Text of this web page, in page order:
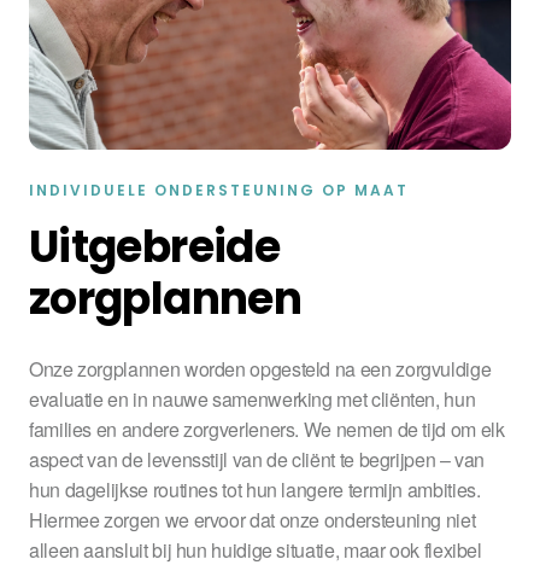
INDIVIDUELE ONDERSTEUNING OP MAAT
Uitgebreide
zorgplannen
Onze zorgplannen worden opgesteld na een zorgvuldige
evaluatie en in nauwe samenwerking met cliënten, hun
families en andere zorgverleners. We nemen de tijd om elk
aspect van de levensstijl van de cliënt te begrijpen – van
hun dagelijkse routines tot hun langere termijn ambities.
Hiermee zorgen we ervoor dat onze ondersteuning niet
alleen aansluit bij hun huidige situatie, maar ook flexibel